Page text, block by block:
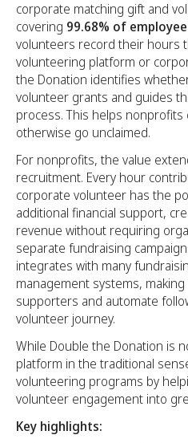
corporate matching gift and
covering 99.68% of
volunteers record their hours
volunteering platform or
the Donation identifies
volunteer grants and guides
process. This helps
otherwise go unclaimed.
For nonprofits, the value
recruitment. Every hour
corporate volunteer has the
additional financial support,
revenue without requiring
separate fundraising
integrates with many
management systems,
supporters and automate
volunteer journey.
While Double the Donation is
platform in the traditional
volunteering programs by
volunteer engagement into
Key highlights: